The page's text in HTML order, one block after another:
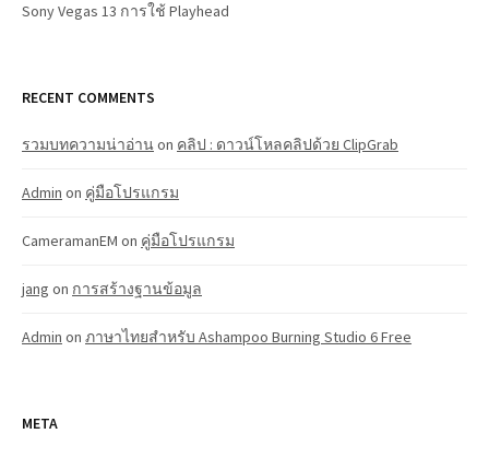
Sony Vegas 13 การใช้ Playhead
RECENT COMMENTS
รวมบทความน่าอ่านon คลิป : ดาวน์โหลคลิปด้วย ClipGrab
Admin on คู่มือโปรแกรม
CameramanEM on คู่มือโปรแกรม
jang on การสร้างฐานข้อมูล
Admin on ภาษาไทยสำหรับ Ashampoo Burning Studio 6 Free
META